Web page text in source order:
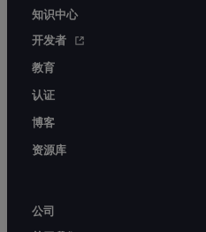
知识中心
开发者
教育
认证
博客
资源库
公司